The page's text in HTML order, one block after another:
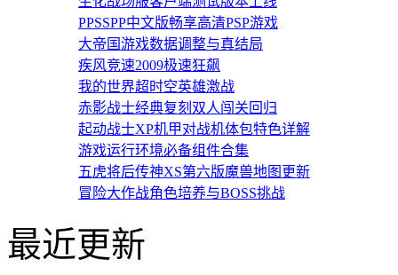
PPSSPP中文版畅享高清PSP游戏
大帝国游戏数据调整与真结局
疾风竞速2009极速狂飙
我的世界超时空英雄激战
赤影战士经典复刻双人闯关回归
起动战士XP机甲对战机体包特色详解
游戏运行环境必备组件合集
五虎将后传神XS第六版魔兽地图更新
冒险大作战角色培养与BOSS挑战
最近更新